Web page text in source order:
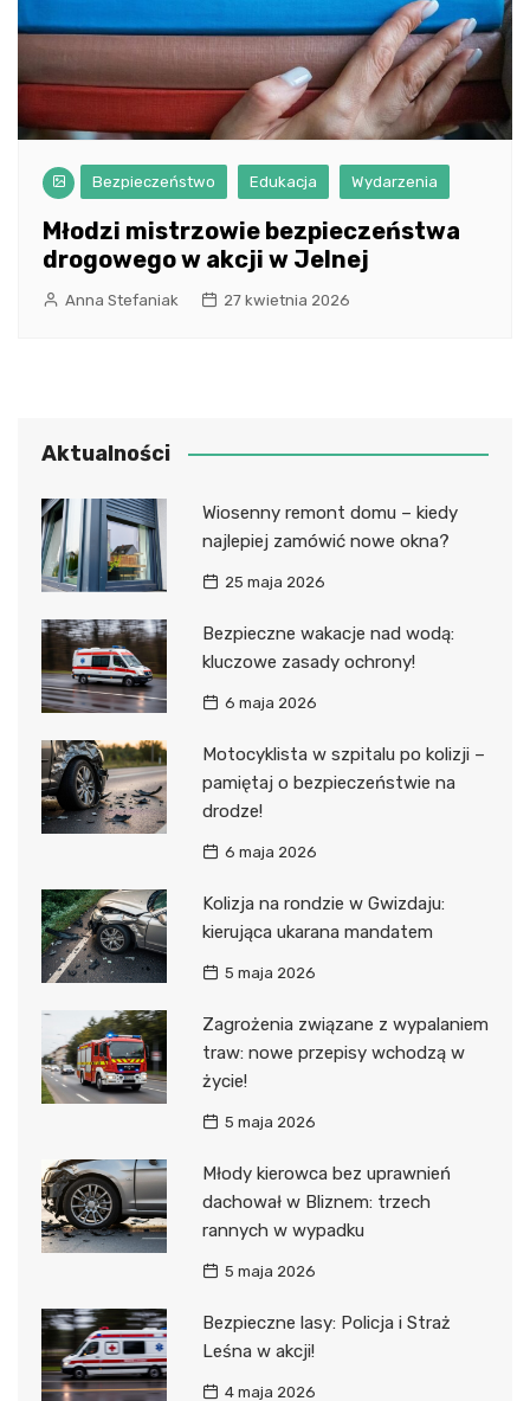
Bezpieczeństwo Edukacja Wydarzenia
Młodzi mistrzowie bezpieczeństwa
drogowego w akcji w Jelnej
Anna Stefaniak 27 kwietnia 2026
Aktualności
Wiosenny remont domu – kiedy
najlepiej zamówić nowe okna?
25 maja 2026
Bezpieczne wakacje nad wodą:
kluczowe zasady ochrony!
6 maja 2026
Motocyklista w szpitalu po kolizji –
pamiętaj o bezpieczeństwie na
drodze!
6 maja 2026
Kolizja na rondzie w Gwizdaju:
kierująca ukarana mandatem
5 maja 2026
Zagrożenia związane z wypalaniem
traw: nowe przepisy wchodzą w
życie!
5 maja 2026
Młody kierowca bez uprawnień
dachował w Bliznem: trzech
rannych w wypadku
5 maja 2026
Bezpieczne lasy: Policja i Straż
Leśna w akcji!
4 maja 2026